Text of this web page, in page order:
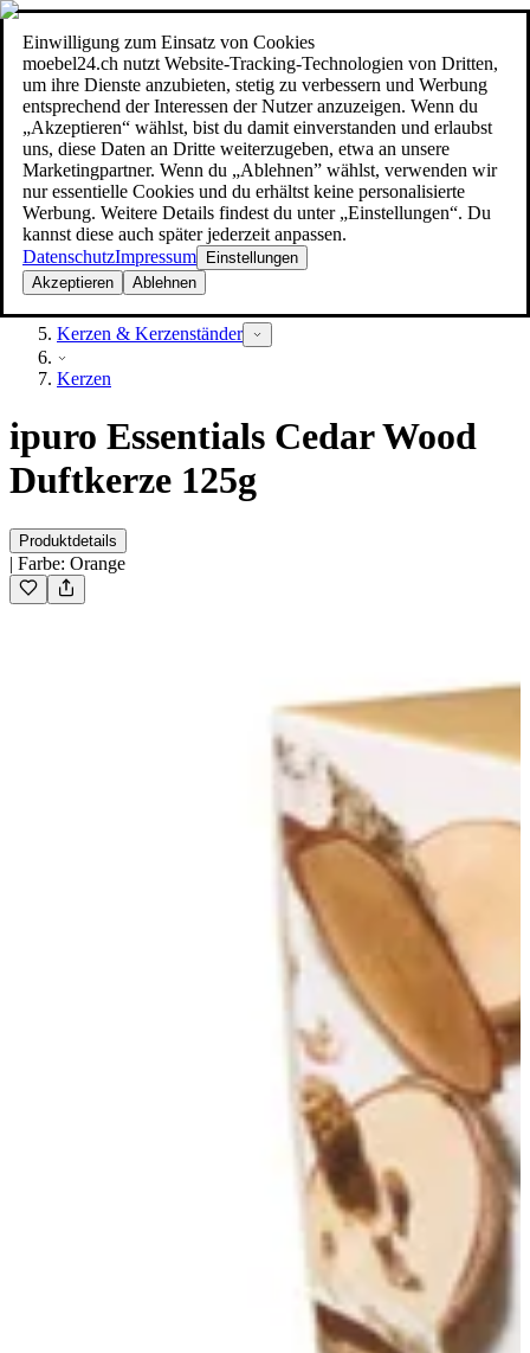
Einwilligung zum Einsatz von Cookies
moebel24.ch nutzt Website-Tracking-Technologien von Dritten,
um ihre Dienste anzubieten, stetig zu verbessern und Werbung
entsprechend der Interessen der Nutzer anzuzeigen. Wenn du
„Akzeptieren“ wählst, bist du damit einverstanden und erlaubst
uns, diese Daten an Dritte weiterzugeben, etwa an unsere
Marketingpartner. Wenn du „Ablehnen” wählst, verwenden wir
nur essentielle Cookies und du erhältst keine personalisierte
Werbung. Weitere Details findest du unter „Einstellungen“. Du
kannst diese auch später jederzeit anpassen.
DatenschutzImpressum
Einstellungen
Akzeptieren
Ablehnen
Suche
moebel dir den besten Preis!moebel dir den besten Preis!
Dekoration
Kerzen & Kerzenständer
Kerzen
ipuro Essentials Cedar Wood
Duftkerze 125g
Produktdetails
| Farbe: Orange